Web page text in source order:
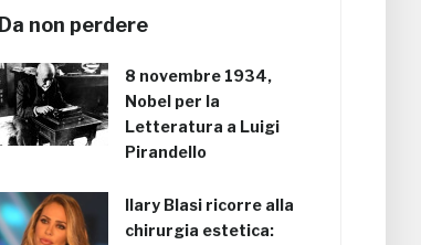
Da non perdere
8 novembre 1934,
Nobel per la
Letteratura a Luigi
Pirandello
Ilary Blasi ricorre alla
chirurgia estetica: